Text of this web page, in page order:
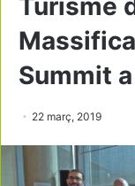
Turisme
Summit
22 març, 2019